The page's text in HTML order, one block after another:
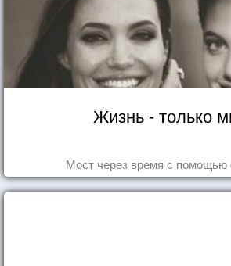
Жизнь - только
Мост через время с